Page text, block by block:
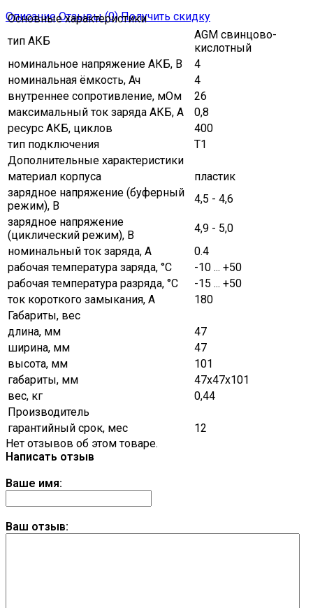
Описание Отзывы (0) Получить скидку
Основные характеристики
тип АКБ
AGM свинцово-
кислотный
номинальное напряжение АКБ, В
4
номинальная ёмкость, Ач
4
внутреннее сопротивление, мОм
26
максимальный ток заряда АКБ, A
0,8
ресурс АКБ, циклов
400
тип подключения
Т1
Дополнительные характеристики
материал корпуса
пластик
зарядное напряжение (буферный
режим), В
4,5 - 4,6
зарядное напряжение
(циклический режим), В
4,9 - 5,0
номинальный ток заряда, А
0.4
рабочая температура заряда, °C
-10 ... +50
рабочая температура разряда, °C
-15 ... +50
ток короткого замыкания, А
180
Габариты, вес
длина, мм
47
ширина, мм
47
высота, мм
101
габариты, мм
47х47х101
вес, кг
0,44
Производитель
гарантийный срок, мес
12
Нет отзывов об этом товаре.
Написать отзыв
Ваше имя:
Ваш отзыв: